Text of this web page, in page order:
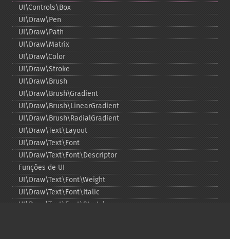
UI\Controls\Box
UI\Draw\Pen
UI\Draw\Path
UI\Draw\Matrix
UI\Draw\Color
UI\Draw\Stroke
UI\Draw\Brush
UI\Draw\Brush\Gradient
UI\Draw\Brush\LinearGradient
UI\Draw\Brush\RadialGradient
UI\Draw\Text\Layout
UI\Draw\Text\Font
UI\Draw\Text\Font\Descriptor
Funções de UI
UI\Draw\Text\Font\Weight
UI\Draw\Text\Font\Italic
UI\Draw\Text\Font\Stretch